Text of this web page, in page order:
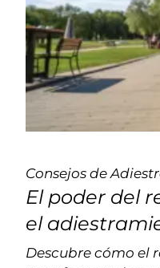
Consejos de
El poder del
el
Descubre cómo el